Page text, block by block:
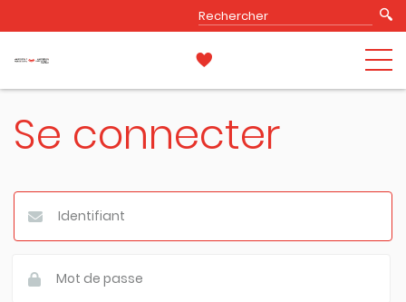
Se connecter